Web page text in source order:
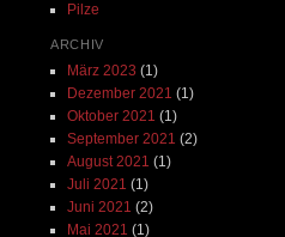
Pilze
ARCHIV
März 2023 (1)
Dezember 2021 (1)
Oktober 2021 (1)
September 2021 (2)
August 2021 (1)
Juli 2021 (1)
Juni 2021 (2)
Mai 2021 (1)